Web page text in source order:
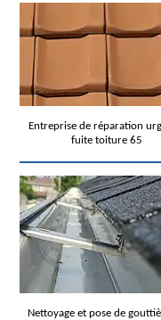
Entreprise de réparation
fuite toiture 65
Nettoyage et pose de